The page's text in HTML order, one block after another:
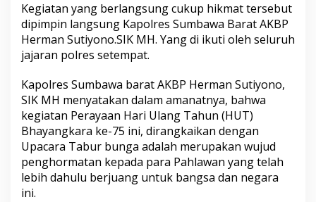
Kegiatan yang berlangsung cukup hikmat tersebut
dipimpin langsung Kapolres Sumbawa Barat AKBP
Herman Sutiyono.SIK MH. Yang di ikuti oleh seluruh
jajaran polres setempat.
Kapolres Sumbawa barat AKBP Herman Sutiyono,
SIK MH menyatakan dalam amanatnya, bahwa
kegiatan Perayaan Hari Ulang Tahun (HUT)
Bhayangkara ke-75 ini, dirangkaikan dengan
Upacara Tabur bunga adalah merupakan wujud
penghormatan kepada para Pahlawan yang telah
lebih dahulu berjuang untuk bangsa dan negara
ini.